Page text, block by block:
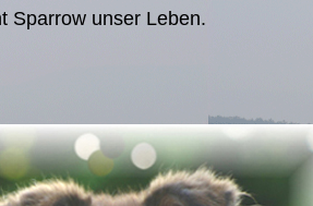
Sparrow unser Leben.